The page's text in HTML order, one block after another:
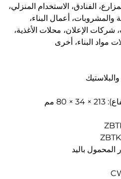
الفنادق، الاستخدام المنزلي،
والمشروبات، أعمال البناء،
شركات الإعلان، محلات الأغذية،
مواد البناء، أخرى
80 مم
باليد